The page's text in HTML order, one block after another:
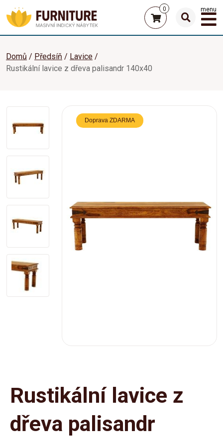
0 menu
Domů Předsíň
Lavice
Rustikální lavice z dřeva palisandr 140x40
Doprava ZDARMA
Rustikální lavice z
dřeva palisandr